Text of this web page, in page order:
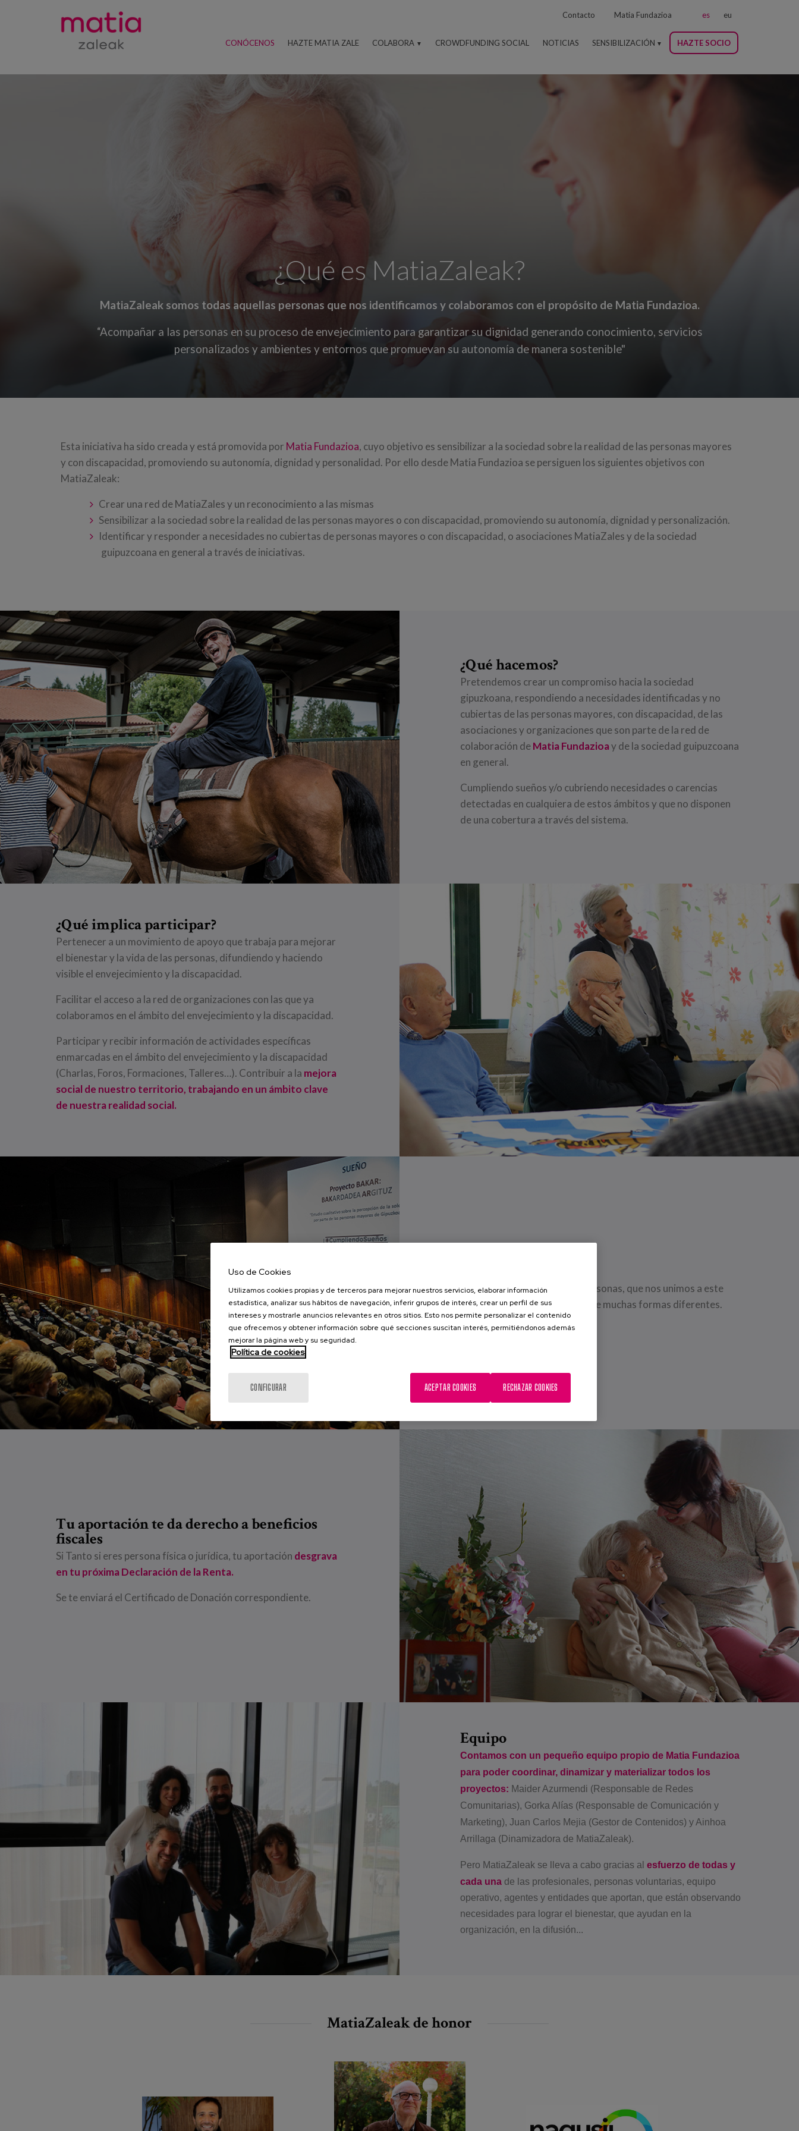
CONÓCENOS HAZTE MATIA ZALE COLABORA CROWDFUNDING SOCIAL NOTICIAS SENSIBILIZACIÓN HAZTE SOCIO
es eu
Contacto Matia Fundazioa
¿Qué es MatiaZaleak?
MatiaZaleak somos todas aquellas personas que nos identificamos y colaboramos con el propósito de Matia Fundazioa.
“Acompañar a las personas en su proceso de envejecimiento para garantizar su dignidad generando conocimiento, servicios
personalizados y ambientes y entornos que promuevan su autonomía de manera sostenible"
Esta iniciativa ha sido creada y está promovida por Matia Fundazioa, cuyo objetivo es sensibilizar a la sociedad sobre la realidad de las personas mayores
y con discapacidad, promoviendo su autonomía, dignidad y personalidad. Por ello desde Matia Fundazioa se persiguen los siguientes objetivos con
MatiaZaleak:
Crear una red de MatiaZales y un reconocimiento a las mismas
Sensibilizar a la sociedad sobre la realidad de las personas mayores o con discapacidad, promoviendo su autonomía, dignidad y personalización.
Identificar y responder a necesidades no cubiertas de personas mayores o con discapacidad, o asociaciones MatiaZales y de la sociedad
guipuzcoana en general a través de iniciativas.
¿Qué hacemos?
Pretendemos crear un compromiso hacia la sociedad
gipuzkoana, respondiendo a necesidades identificadas y no
cubiertas de las personas mayores, con discapacidad, de las
asociaciones y organizaciones que son parte de la red de
colaboración deMatia Fundazioay de la sociedad guipuzcoana
en general.
Cumpliendo sueños y/o cubriendo necesidades o carencias
detectadas en cualquiera de estos ámbitos y que no disponen
de una cobertura a través del sistema.
¿Qué implica participar?
Pertenecer a un movimiento de apoyo que trabaja para mejorar
el bienestar y la vida de las personas, difundiendo y haciendo
visible el envejecimiento y la discapacidad.
Facilitar el acceso a la red de organizaciones con las que ya
colaboramos en el ámbito del envejecimiento y la discapacidad.
Participar y recibir información de actividades específicas
enmarcadas en el ámbito del envejecimiento y la discapacidad
(Charlas, Foros, Formaciones, Talleres…). Contribuir a la mejora
social de nuestro territorio, trabajando en un ámbito clave
de nuestra realidad social.
MatiaZale somos todas las personas, que nos unimos a este
objetivo, pudiendo colaborar de muchas formas diferentes.
Tu aportación te da derecho a beneficios
fiscales
Si Tanto si eres persona física o jurídica, tu aportación desgrava
en tu próxima Declaración de la Renta.
Se te enviará el Certificado de Donación correspondiente.
Equipo
Contamos con un pequeño equipo propio de Matia Fundazioa
para poder coordinar, dinamizar y materializar todos los
proyectos: Maider Azurmendi (Responsable de Redes
Comunitarias), Gorka Alías (Responsable de Comunicación y
Marketing), Juan Carlos Mejia (Gestor de Contenidos) y Ainhoa
Arrillaga (Dinamizadora de MatiaZaleak).
Pero MatiaZa leak se lleva a cabo gracias al esfuerzo de todas y
cada una de las profesionales, personas voluntarias, equipo
operativo, agentes y entidades que aportan, que están observando
necesidades para lograr el bienestar, que ayudan en la
organización, en la difusión...
MatiaZaleak de honor
Uso de Cookies
Utilizamos cookies propias y de terceros para mejorar nuestros servicios, elaborar información
estadística, analizar sus hábitos de navegación, inferir grupos de interés, crear un perfil de sus
intereses y mostrarle anuncios relevantes en otros sitios. Esto nos permite personalizar el contenido
que ofrecemos y obtener información sobre qué secciones suscitan interés, permitiéndonos además
mejorar la página web y su seguridad.
Política de cookies
CONFIGURAR RECHAZAR COOKIES
ACEPTAR COOKIES